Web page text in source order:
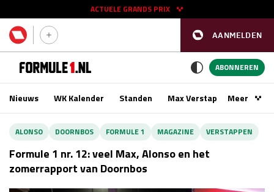
AANMELDEN
ACTUELE GRANDS PRIX
11 - 13 sep
Race
zo 15:00 - 17:00
ABONNEREN
Nieuws WK Kalender Standen Max VerstappenMeer
ALONSO DOORNBOS FORMULE 1 MAGAZINE VERSTAPPEN
Formule 1 nr. 12: veel Max, Alonso en het
zomerrapport van Doornbos